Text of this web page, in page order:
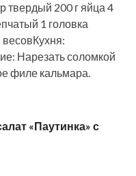
твердый 200 г яйца 4
1 головка
Нарезать соломкой
филе кальмара.
«Паутинка» с